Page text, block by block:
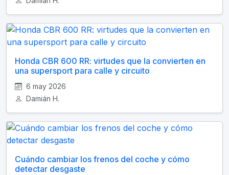
Honda CBR 600 RR: virtudes que la convierten en
una supersport para calle y circuito
6 may 2026
Damián H.
Cuándo cambiar los frenos del coche y cómo
detectar desgaste